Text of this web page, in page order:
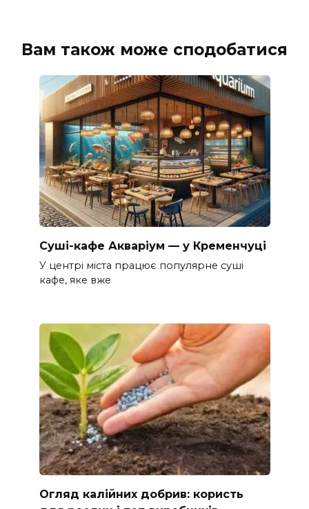
Вам також може сподобатися
Суші-кафе Акваріум — у Кременчуці
У центрі міста працює популярне суші
кафе, яке вже
Огляд калійних добрив: користь